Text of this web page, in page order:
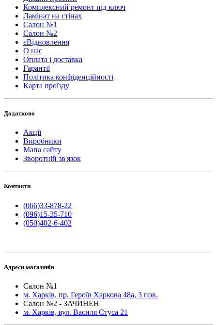
Комплексний ремонт під ключ
Ламінат на стінах
Салон №1
Салон №2
єВідновлення
О нас
Оплата і доставка
Гарантії
Політика конфіденційності
Карта проїзду
Додатково
Акції
Виробники
Мапа сайту
Зворотній зв'язок
Контакти
(066)33-878-22
(096)15-35-710
(050)402-6-402
Адреси магазинів
Салон №1
м. Харків, пр. Героїв Харкова 48а, 3 пов.
Салон №2 - ЗАЧИНЕН
м. Харків, вул. Василя Стуса 21